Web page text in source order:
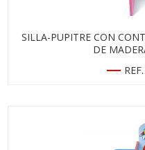
SILLA-PUPITRE CON
DE